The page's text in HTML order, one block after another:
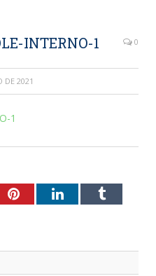
INTERNO-1 0
DE 2021
1
PinterestLinkedInTumblr